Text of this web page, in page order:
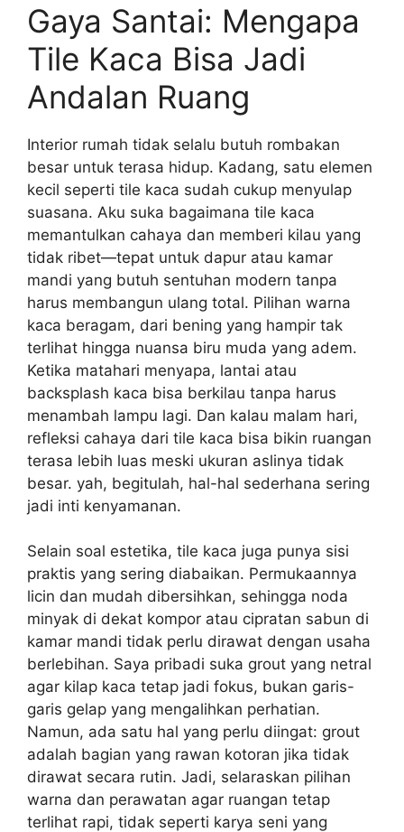
Gaya Santai: Mengapa
Tile Kaca Bisa Jadi
Andalan Ruang
Interior rumah tidak selalu butuh rombakan
besar untuk terasa hidup. Kadang, satu elemen
kecil seperti tile kaca sudah cukup menyulap
suasana. Aku suka bagaimana tile kaca
memantulkan cahaya dan memberi kilau yang
tidak ribet—tepat untuk dapur atau kamar
mandi yang butuh sentuhan modern tanpa
harus membangun ulang total. Pilihan warna
kaca beragam, dari bening yang hampir tak
terlihat hingga nuansa biru muda yang adem.
Ketika matahari menyapa, lantai atau
backsplash kaca bisa berkilau tanpa harus
menambah lampu lagi. Dan kalau malam hari,
refleksi cahaya dari tile kaca bisa bikin ruangan
terasa lebih luas meski ukuran aslinya tidak
besar. yah, begitulah, hal-hal sederhana sering
jadi inti kenyamanan.
Selain soal estetika, tile kaca juga punya sisi
praktis yang sering diabaikan. Permukaannya
licin dan mudah dibersihkan, sehingga noda
minyak di dekat kompor atau cipratan sabun di
kamar mandi tidak perlu dirawat dengan usaha
berlebihan. Saya pribadi suka grout yang netral
agar kilap kaca tetap jadi fokus, bukan garis-
garis gelap yang mengalihkan perhatian.
Namun, ada satu hal yang perlu diingat: grout
adalah bagian yang rawan kotoran jika tidak
dirawat secara rutin. Jadi, selaraskan pilihan
warna dan perawatan agar ruangan tetap
terlihat rapi, tidak seperti karya seni yang